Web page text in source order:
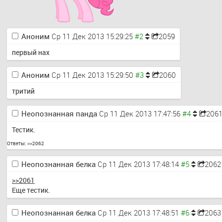
Аноним Ср 11 Дек 2013 15:29:25 2059
первый нах
Анoним Ср 11 Дек 2013 15:29:50 2060
тритий
Неопознанная панда Ср 11 Дек 2013 17:47:56 2061
Тестик.
Ответы: >>2062
Неопознанная белка Ср 11 Дек 2013 17:48:14 2062
>>2061
Еще тестик.
Неопознанная белка Ср 11 Дек 2013 17:48:51 2063